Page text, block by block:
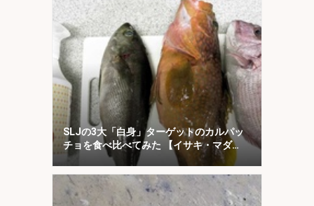
SLJの3大「白身」ターゲットのカルパッ
チョを食べ比べてみた 【イサキ・マダ
イ・キジハタ】